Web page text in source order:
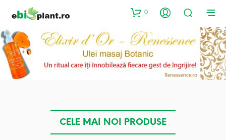
0
CELE MAI NOI PRODUSE